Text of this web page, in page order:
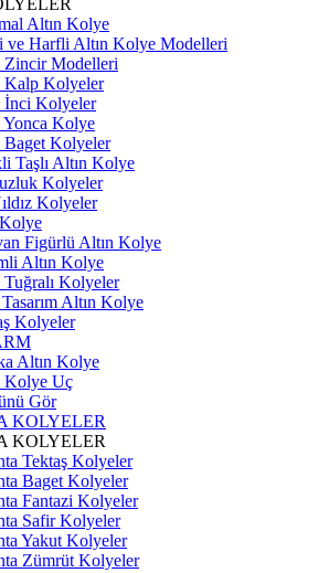
Altın Kolye
ve Harfli Altın Kolye Modelleri
Zincir Modelleri
Kalp Kolyeler
İnci Kolyeler
Yonca Kolye
Baget Kolyeler
Taşlı Altın Kolye
Kolyeler
Kolyeler
Figürlü Altın Kolye
Altın Kolye
Tuğralı Kolyeler
Altın Kolye
Kolyeler
Altın Kolye
Kolye Uç
Gör
KOLYELER
KOLYELER
Tektaş Kolyeler
Baget Kolyeler
Fantazi Kolyeler
Safir Kolyeler
Yakut Kolyeler
Zümrüt Kolyeler